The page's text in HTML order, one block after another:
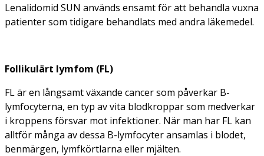
Lenalidomid SUN används ensamt för att behandla vuxna
patienter som tidigare behandlats med andra läkemedel.
Follikulärt lymfom (FL)
FL är en långsamt växande cancer som påverkar B-
lymfocyterna, en typ av vita blodkroppar som medverkar
i kroppens försvar mot infektioner. När man har FL kan
alltför många av dessa B-lymfocyter ansamlas i blodet,
benmärgen, lymfkörtlarna eller mjälten.